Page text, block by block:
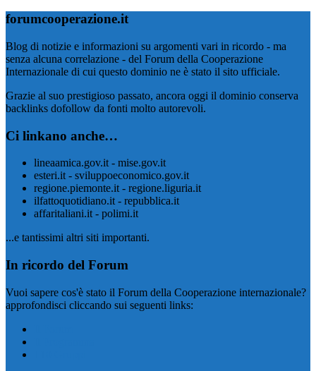
forumcooperazione.it
Blog di notizie e informazioni su argomenti vari in ricordo - ma
senza alcuna correlazione - del Forum della Cooperazione
Internazionale di cui questo dominio ne è stato il sito ufficiale.
Grazie al suo prestigioso passato, ancora oggi il dominio conserva
backlinks dofollow da fonti molto autorevoli.
Ci linkano anche…
lineaamica.gov.it - mise.gov.it
esteri.it - sviluppoeconomico.gov.it
regione.piemonte.it - regione.liguria.it
ilfattoquotidiano.it - repubblica.it
affaritaliani.it - polimi.it
...e tantissimi altri siti importanti.
In ricordo del Forum
Vuoi sapere cos'è stato il Forum della Cooperazione internazionale?
approfondisci cliccando sui seguenti links: